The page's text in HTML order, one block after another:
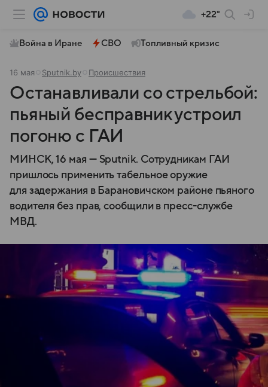
+22°
Война в Иране СВО Топливный кризис
16 мая Sputnik.by Происшествия
Останавливали со стрельбой:
пьяный бесправник устроил
погоню с ГАИ
МИНСК, 16 мая — Sputnik. Сотрудникам ГАИ
пришлось применить табельное оружие
для задержания в Барановичском районе пьяного
водителя без прав, сообщили в пресс-службе
МВД.